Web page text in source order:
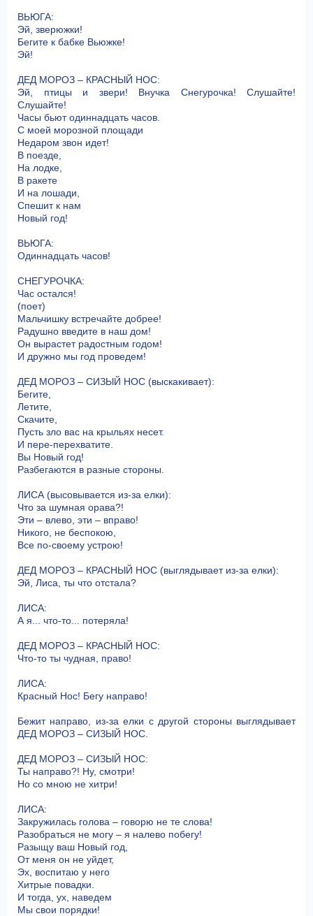
ВЬЮГА:
Эй, зверюжки!
Бегите к бабке Вьюжке!
Эй!
ДЕД МОРОЗ – КРАСНЫЙ НОС:
Эй, птицы и звери! Внучка Снегурочка! Слушайте!
Слушайте!
Часы бьют одиннадцать часов.
С моей морозной площади
Недаром звон идет!
В поезде,
На лодке,
В ракете
И на лошади,
Спешит к нам
Новый год!
ВЬЮГА:
Одиннадцать часов!
СНЕГУРОЧКА:
Час остался!
(поет)
Мальчишку встречайте добрее!
Радушно введите в наш дом!
Он вырастет радостным годом!
И дружно мы год проведем!
ДЕД МОРОЗ – СИЗЫЙ НОС (выскакивает):
Бегите,
Летите,
Скачите,
Пусть зло вас на крыльях несет.
И пере-перехватите.
Вы Новый год!
Разбегаются в разные стороны.
ЛИСА (высовывается из-за елки):
Что за шумная орава?!
Эти – влево, эти – вправо!
Никого, не беспокою,
Все по-своему устрою!
ДЕД МОРОЗ – КРАСНЫЙ НОС (выглядывает из-за елки):
Эй, Лиса, ты что отстала?
ЛИСА:
А я... что-то... потеряла!
ДЕД МОРОЗ – КРАСНЫЙ НОС:
Что-то ты чудная, право!
ЛИСА:
Красный Нос! Бегу направо!
Бежит направо, из-за елки с другой стороны выглядывает
ДЕД МОРОЗ – СИЗЫЙ НОС.
ДЕД МОРОЗ – СИЗЫЙ НОС:
Ты направо?! Ну, смотри!
Но со мною не хитри!
ЛИСА:
Закружилась голова – говорю не те слова!
Разобраться не могу – я налево побегу!
Разыщу ваш Новый год,
От меня он не уйдет,
Эх, воспитаю у него
Хитрые повадки.
И тогда, ух, наведем
Мы свои порядки!